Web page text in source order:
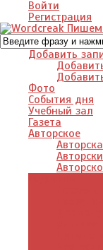
Войти
Регистрация
Добавить
Фото
События дня
Учебный зал
Газета
Авторское